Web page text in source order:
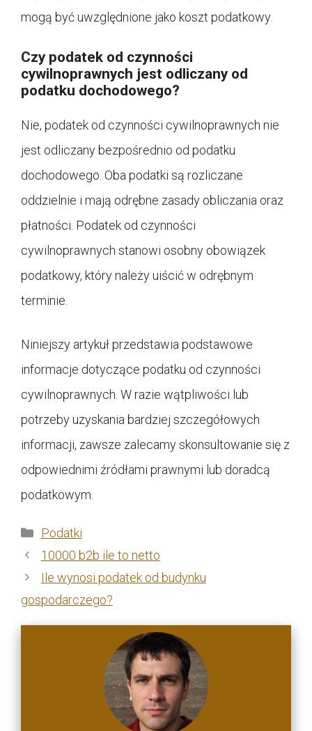
mogą być uwzględnione jako koszt podatkowy.
Czy podatek od czynności
cywilnoprawnych jest odliczany od
podatku dochodowego?
Nie, podatek od czynności cywilnoprawnych nie
jest odliczany bezpośrednio od podatku
dochodowego. Oba podatki są rozliczane
oddzielnie i mają odrębne zasady obliczania oraz
płatności. Podatek od czynności
cywilnoprawnych stanowi osobny obowiązek
podatkowy, który należy uiścić w odrębnym
terminie.
Niniejszy artykuł przedstawia podstawowe
informacje dotyczące podatku od czynności
cywilnoprawnych. W razie wątpliwości lub
potrzeby uzyskania bardziej szczegółowych
informacji, zawsze zalecamy skonsultowanie się z
odpowiednimi źródłami prawnymi lub doradcą
podatkowym.
Kategorie
Podatki
10000 b2b ile to netto
Ile wynosi podatek od budynku
gospodarczego?